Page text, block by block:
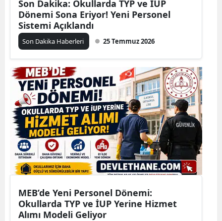
Son Dakika: Okullarda TYP ve İUP
Dönemi Sona Eriyor! Yeni Personel
Sistemi Açıklandı
Son Dakika Haberleri 25 Temmuz 2026
MEB’de Yeni Personel Dönemi:
Okullarda TYP ve İUP Yerine Hizmet
Alımı Modeli Geliyor